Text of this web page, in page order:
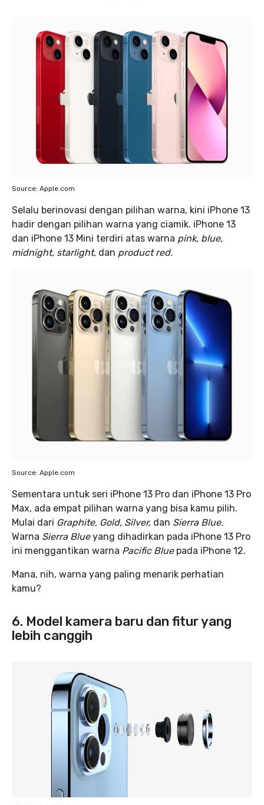
Source: Apple.com
Selalu berinovasi dengan pilihan warna, kini iPhone 13
hadir dengan pilihan warna yang ciamik. iPhone 13
dan iPhone 13 Mini terdiri atas warna pink, blue,
midnight, starlight, dan product red.
Source: Apple.com
Sementara untuk seri iPhone 13 Pro dan iPhone 13 Pro
Max, ada empat pilihan warna yang bisa kamu pilih.
Mulai dari Graphite, Gold, Silver, dan Sierra Blue.
Warna Sierra Blueyang dihadirkan pada iPhone 13 Pro
ini menggantikan warna Pacific Blue pada iPhone 12.
Mana, nih, warna yang paling menarik perhatian
kamu?
6. Model kamera baru dan fitur yang
lebih canggih